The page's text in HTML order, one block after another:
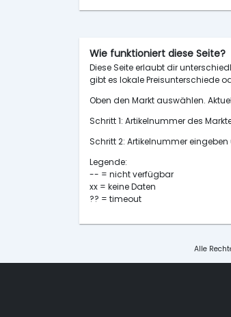
Wie funktioniert diese Seite?
Diese Seite erlaubt dir
gibt es lokale Preisunterschiede
Oben den Markt auswählen.
Schritt 1: Artikelnummer des
Schritt 2: Artikelnummer
Legende:
-- = nicht verfügbar
xx = keine Daten
?? = timeout
Alle